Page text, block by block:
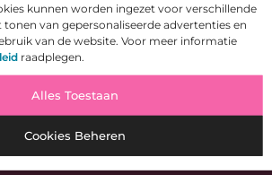
kunnen worden ingezet voor verschillende
tonen van gepersonaliseerde advertenties en
van de website. Voor meer informatie
raadplegen.
Alles Toestaan
Cookies Beheren
Wat is een fiets ophangsysteem?
VOLGENDE
Het verschil tussen kinderkleding en babykleding